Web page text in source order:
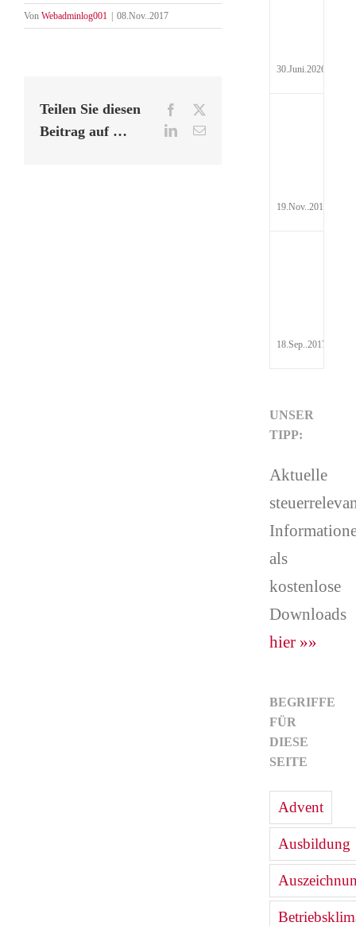
Von Webadminlog001 | 08.Nov..2017
Teilen Sie diesen
Beitrag auf …
Facebook
LinkedIn
E-
30.Juni.2026
19.Nov..2017
18.Sep..2017
UNSER
TIPP:
Aktuelle
als
kostenlose
Downloads
hier »»
BEGRIFFE
FÜR
DIESE
SEITE
Advent
Ausbildung